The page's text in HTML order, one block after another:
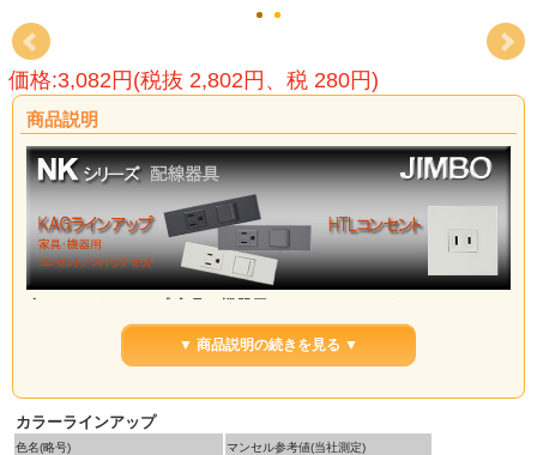
価格:3,082円(税抜 2,802円、税 280円)
商品説明
家具や住宅設備など機器用のラインアップです。
ガイドランプ(緑色の表示灯)や、チェックランプ(黄色の通電表示灯)が付いている組み合わ
▼ 商品説明の続きを見る ▼
カラーラインアップ
色名(略号) マンセル参考値(当社測定)